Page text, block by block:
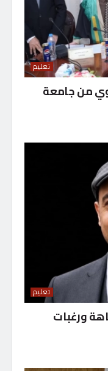
تعليم
من جامعة
تعليم
ورغبات